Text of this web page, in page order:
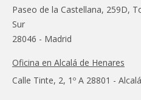
Paseo de la Castellana, 259D,
Sur
28046 - Madrid
Oficina en Alcalá de Henares
Calle Tinte, 2, 1º A 28801 -